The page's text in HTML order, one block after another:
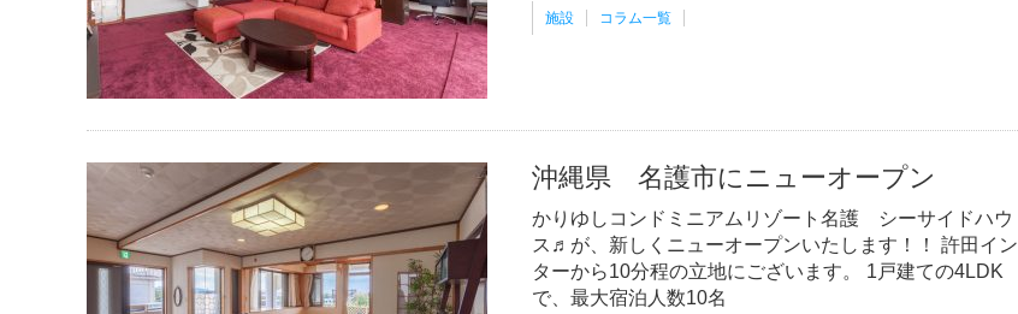
施設 コラム一覧
沖縄県 名護市にニューオープン
かりゆしコンドミニアムリゾート名護 シーサイドハウ
ス♬が、新しくニューオープンいたします！！ 許田イン
ターから10分程の立地にございます。 1戸建ての4LDK
で、最大宿泊人数10名